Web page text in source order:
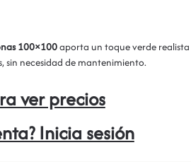
100×100aporta un toque verde realista
sin necesidad de mantenimiento.
ver precios
Inicia sesión